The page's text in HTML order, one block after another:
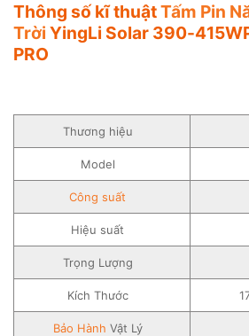
Thông số kĩ thuậtTấm Pin
Trời YingLi Solar 390-
PRO
Thương hiệu
Model
Công suất
Hiệu suất
Trọng Lượng
Kích Thước
Bảo Hành Vật Lý